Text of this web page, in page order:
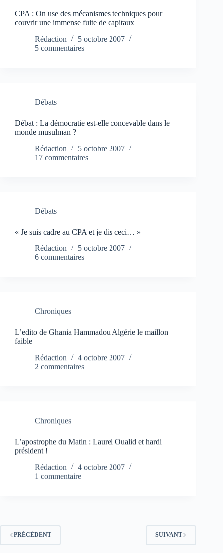
CPA : On use des mécanismes techniques pour
couvrir une immense fuite de capitaux
Rédaction
5 octobre 2007
5 commentaires
Débats
Débat : La démocratie est-elle concevable dans le
monde musulman ?
Rédaction
5 octobre 2007
17 commentaires
Débats
« Je suis cadre au CPA et je dis ceci… »
Rédaction
5 octobre 2007
6 commentaires
Chroniques
L’edito de Ghania Hammadou Algérie le maillon
faible
Rédaction
4 octobre 2007
2 commentaires
Chroniques
L’apostrophe du Matin : Laurel Oualid et hardi
président !
Rédaction
4 octobre 2007
1 commentaire
PRÉCÉDENT SUIVANT